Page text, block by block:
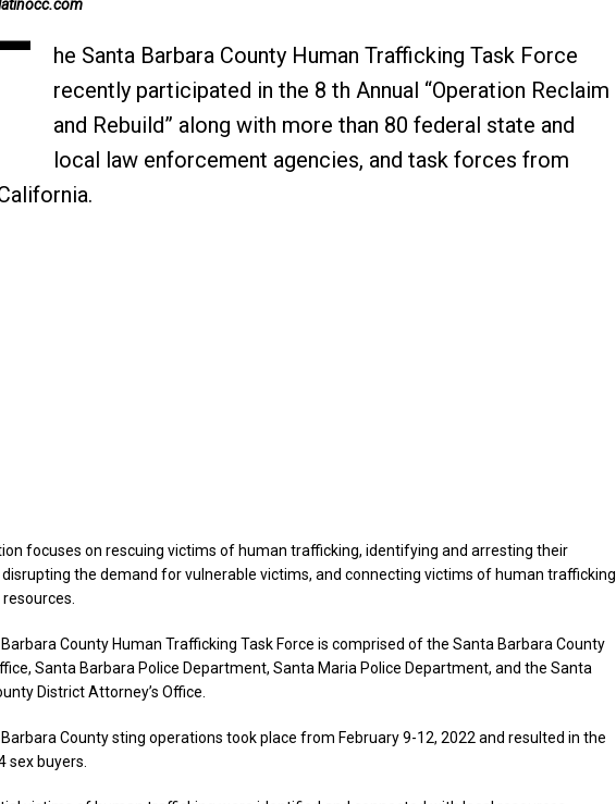
he Santa Barbara County Human Trafficking Task Force
recently participated in the 8 th Annual “Operation Reclaim
and Rebuild” along with more than 80 federal state and
local law enforcement agencies, and task forces from
focuses on rescuing victims of human trafficking, identifying and arresting their
the demand for vulnerable victims, and connecting victims of human trafficking
County Human Trafficking Task Force is comprised of the Santa Barbara County
Santa Barbara Police Department, Santa Maria Police Department, and the Santa
District Attorney’s Office.
County sting operations took place from February 9-12, 2022 and resulted in the
sex buyers.